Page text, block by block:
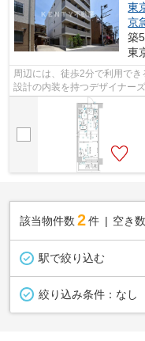
東
京
築
東
周辺には、徒歩2分で利用で
設計の内装を持つデザイナー
動も快適です。外観タイル張り
該当物件数 2件 空き数
駅で絞り込む
絞り込み条件： なし